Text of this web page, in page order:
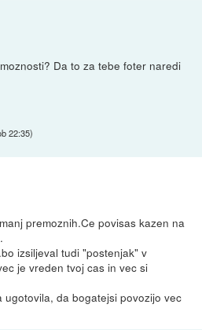
Da to za tebe foter naredi
22:35)
premoznih.Ce povisas kazen na
izsiljeval tudi "postenjak" v
je vreden tvoj cas in vec si
da bogatejsi povozijo vec